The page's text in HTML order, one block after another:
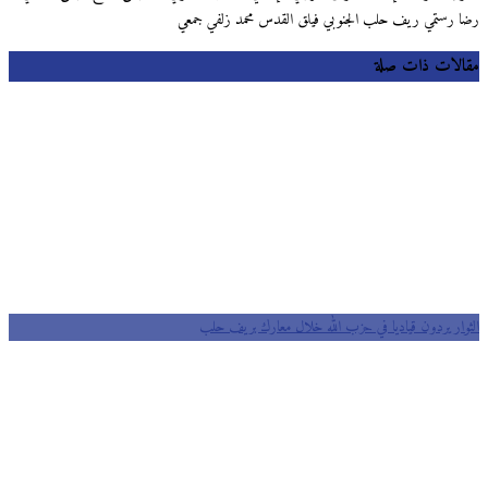
رستمي ريف حلب الجنوبي فيلق القدس محمد زلفي جمعي
ذات صلة
يردون قياديا في حزب الله خلال معارك بريف حلب